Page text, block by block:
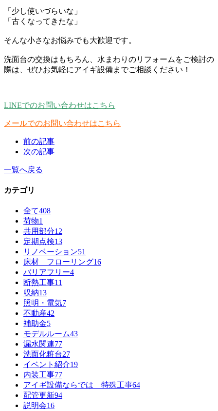
「少し使いづらいな」
「古くなってきたな」
そんな小さなお悩みでも大歓迎です。
洗面台の交換はもちろん、水まわりのリフォームをご検討の
際は、ぜひお気軽にアイギ設備までご相談ください！
LINEでのお問い合わせはこちら
メールでのお問い合わせはこちら
前の記事
次の記事
一覧へ戻る
カテゴリ
全て408
荷物1
共用部分12
定期点検13
リノベーション51
床材 フローリング16
バリアフリー4
断熱工事11
収納13
照明・電気7
不動産42
補助金5
モデルルーム43
漏水関連77
洗面化粧台27
イベント紹介19
内装工事77
アイギ設備ならでは 特殊工事64
配管更新94
説明会16